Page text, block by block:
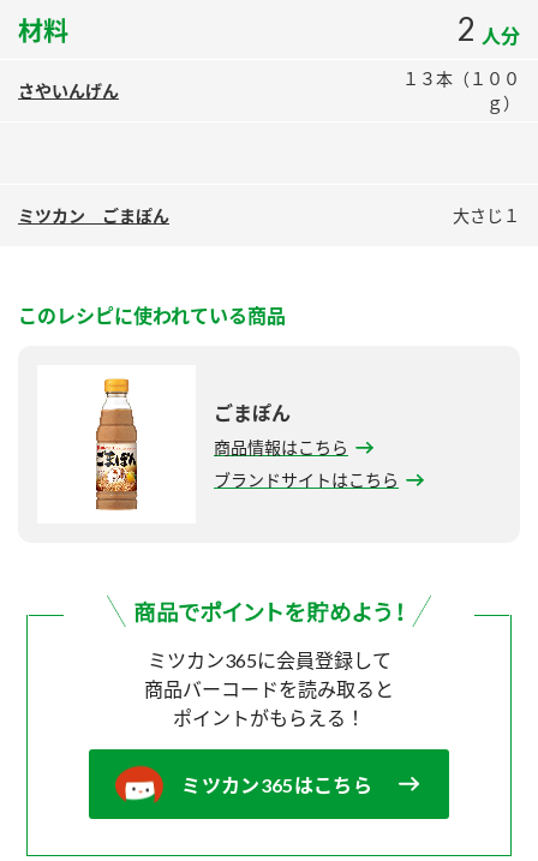
ぽん酢サワー
地図から取り扱い店舗を探す
業務用サイト ミツカングループについて
材料 2 人分
さやいんげん
１３本（１００
ｇ）
ミツカン ごまぽん 大さじ１
このレシピに使われている商品
ごまぽん
商品情報はこちら
ブランドサイトはこちら
ミツカン365に会員登録して
商品バーコードを読み取ると
ポイントがもらえる！
ミツカン365はこちら